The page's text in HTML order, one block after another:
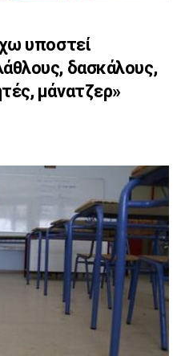
υποστεί
δασκάλους,
μάνατζερ»